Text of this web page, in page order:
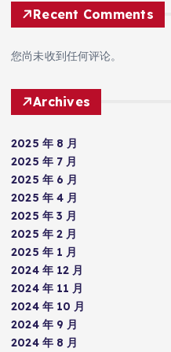
Recent Comments
您尚未收到任何评论。
Archives
2025 年 8 月
2025 年 7 月
2025 年 6 月
2025 年 4 月
2025 年 3 月
2025 年 2 月
2025 年 1 月
2024 年 12 月
2024 年 11 月
2024 年 10 月
2024 年 9 月
2024 年 8 月